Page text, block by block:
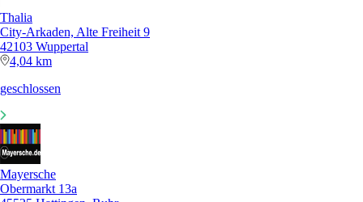
Thalia
City-Arkaden, Alte Freiheit 9
42103 Wuppertal
4,04 km
geschlossen
Mayersche
Obermarkt 13a